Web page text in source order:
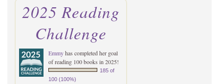
2025 Reading
Challenge
Emmyhas completed her goal
of reading 100 books in 2025!
185 of
100 (100%)